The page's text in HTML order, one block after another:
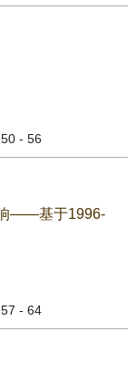
50 - 56
响——基于1996-
57 - 64